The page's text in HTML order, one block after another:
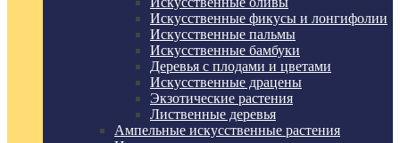
Искусственные фикусы и лонгифолии
Искусственные пальмы
Искусственные бамбуки
Деревья с плодами и цветами
Искусственные драцены
Экзотические растения
Лиственные деревья
Ампельные искусственные растения